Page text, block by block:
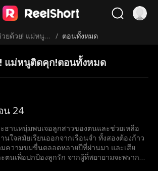
ยด้วย! แม่หนูติ
/ ตอนทั้งหมด
แม่หนูติดคุก!ตอนทั้งหมด
น 24
ธานหนุ่มพบเจอลูกสาวของตนและช่วยเหลือ
นใจสมัยเรียนออกจากเรือนจำ ทั้งสองต้องก้าว
ความขมขื่นตลอดหลายปีที่ผ่านมา และเสีย
ตนเพื่อปกป้องลูกรัก จากผู้ที่พยายามจะพราก